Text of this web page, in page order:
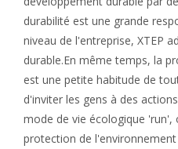
durabilité est une grande
niveau de l'entreprise, XTEP
durable.En même temps, la
est une petite habitude de
d'inviter les gens à des
mode de vie écologique 'run',
protection de